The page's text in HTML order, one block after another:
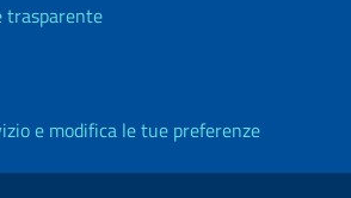
trasparente
e modifica le tue preferenze